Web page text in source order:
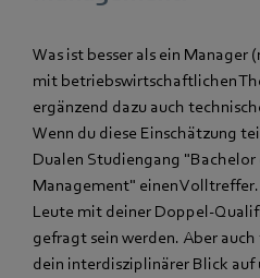
Was ist besser als ein Manager
mit betriebswirtschaftlichen
ergänzend dazu auch
Wenn du diese Einschätzung
Dualen Studiengang "Bachelor
Management" einen
Leute mit deiner Doppel-
gefragt sein werden. Aber
dein interdisziplinärer Blick auf